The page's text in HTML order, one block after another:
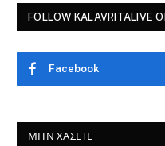
FOLLOW KALAVRITALIVE
Facebook
ΜΗΝ ΧΆΣΕΤΕ